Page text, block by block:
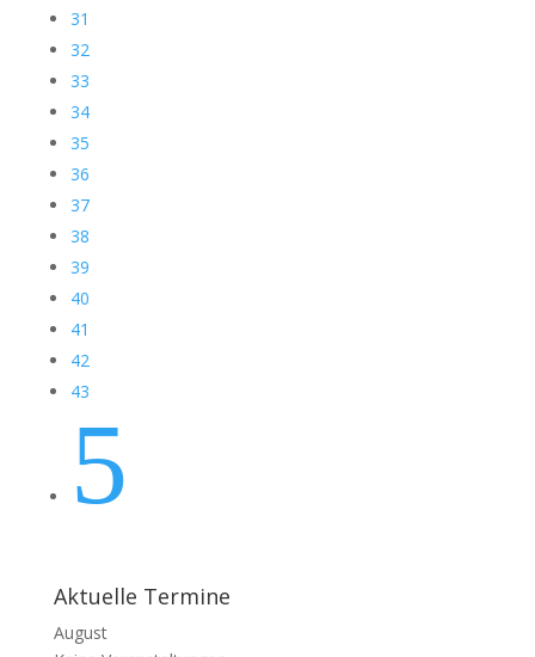
31
32
33
34
35
36
37
38
39
40
41
42
43
5
Aktuelle Termine
August